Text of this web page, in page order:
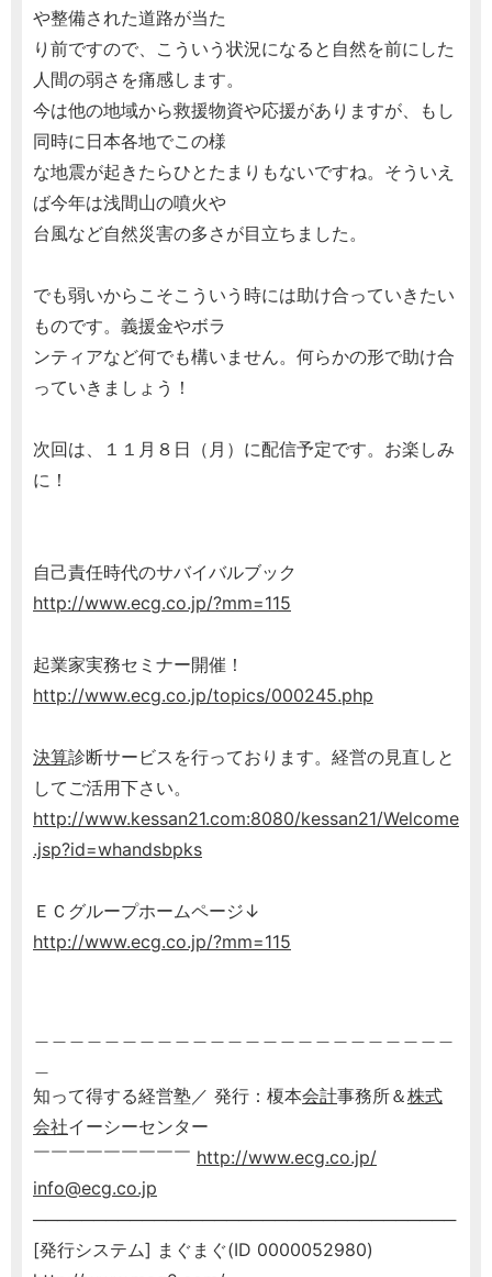
や整備された道路が当た
り前ですので、こういう状況になると自然を前にした
人間の弱さを痛感します。
今は他の地域から救援物資や応援がありますが、もし
同時に日本各地でこの様
な地震が起きたらひとたまりもないですね。そういえ
ば今年は浅間山の噴火や
台風など自然災害の多さが目立ちました。
でも弱いからこそこういう時には助け合っていきたい
ものです。義援金やボラ
ンティアなど何でも構いません。何らかの形で助け合
っていきましょう！
次回は、１１月８日（月）に配信予定です。お楽しみ
に！
自己責任時代のサバイバルブック
http://www.ecg.co.jp/?mm=115
起業家実務セミナー開催！
http://www.ecg.co.jp/topics/000245.php
決算診断サービスを行っております。経営の見直しと
してご活用下さい。
http://www.kessan21.com:8080/kessan21/Welcome
.jsp?id=whandsbpks
ＥＣグループホームページ↓
http://www.ecg.co.jp/?mm=115
知って得する経営塾／ 発行：榎本会計事務所＆株式
会社イーシーセンター
￣￣￣￣￣￣￣￣￣ http://www.ecg.co.jp/
info@ecg.co.jp
───────────────────────────────────
[発行システム] まぐまぐ(ID 0000052980)